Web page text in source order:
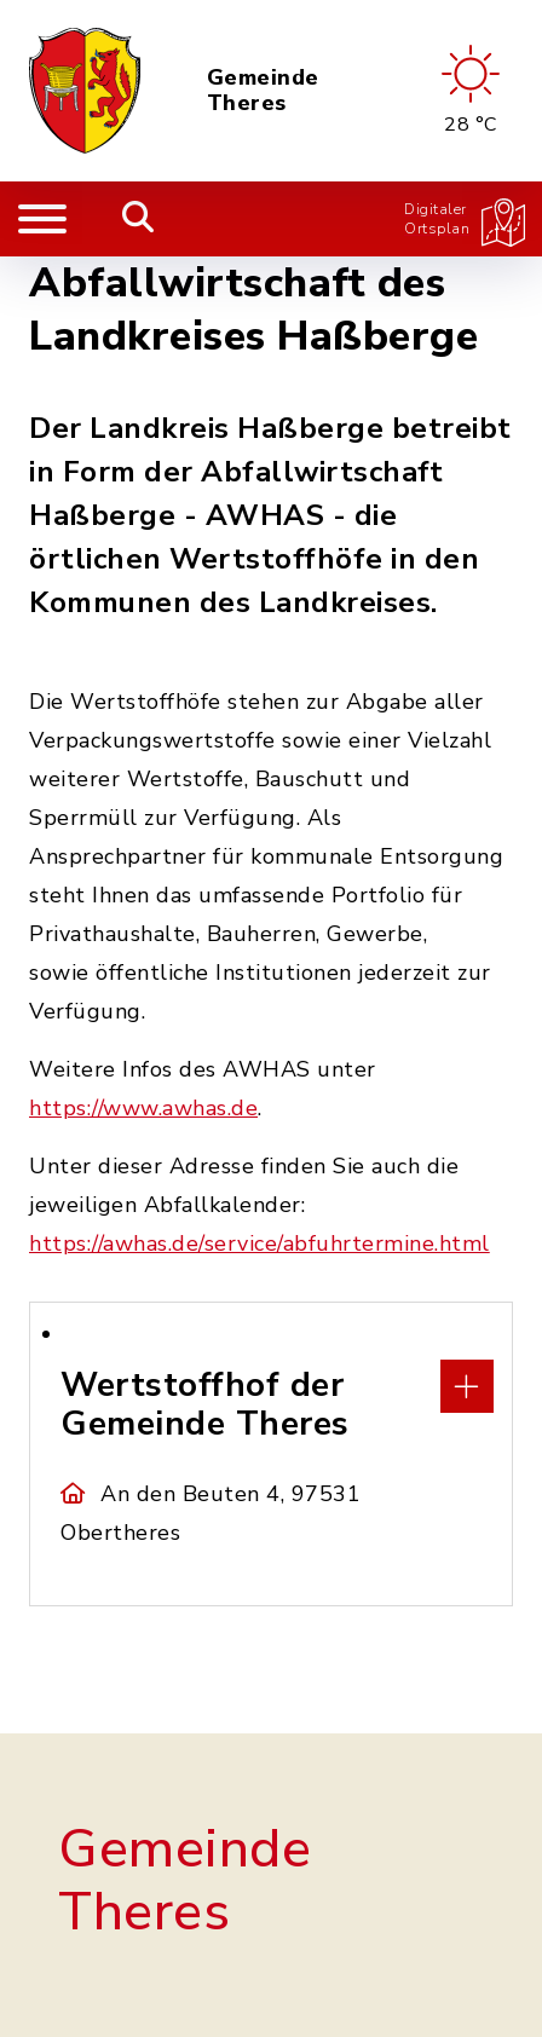
Gemeinde
Theres
28 °C
Digitaler
Ortsplan
Abfallwirtschaft des
Landkreises Haßberge
Der Landkreis Haßberge betreibt
in Form der Abfallwirtschaft
Haßberge - AWHAS - die
örtlichen Wertstoffhöfe in den
Kommunen des Landkreises.
Die Wertstoffhöfe stehen zur Abgabe aller
Verpackungswertstoffe sowie einer Vielzahl
weiterer Wertstoffe, Bauschutt und
Sperrmüll zur Verfügung. Als
Ansprechpartner für kommunale Entsorgung
steht Ihnen das umfassende Portfolio für
Privathaushalte, Bauherren, Gewerbe,
sowie öffentliche Institutionen jederzeit zur
Verfügung.
Weitere Infos des AWHAS unter
https://www.awhas.de.
Unter dieser Adresse finden Sie auch die
jeweiligen Abfallkalender:
https://awhas.de/service/abfuhrtermine.html
Wertstoffhof der
Gemeinde Theres
An den Beuten 4, 97531
Obertheres
Gemeinde
Theres